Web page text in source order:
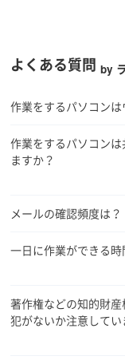
よくある質問by
作業をするパソコン
作業をするパソコン
ますか？
メールの確認頻度は？
一日に作業ができる
著作権などの知的財
犯がないか注意してい